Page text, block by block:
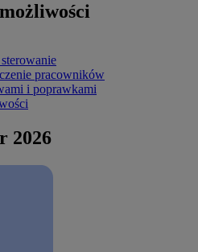
pracowników
i poprawkami
2026